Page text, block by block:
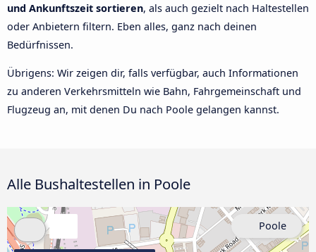
und Ankunftszeit sortieren, als auch gezielt nach Haltestellen
oder Anbietern filtern. Eben alles, ganz nach deinen
Bedürfnissen.
Übrigens: Wir zeigen dir, falls verfügbar, auch Informationen
zu anderen Verkehrsmitteln wie Bahn, Fahrgemeinschaft und
Flugzeug an, mit denen Du nach Poole gelangen kannst.
Alle Bushaltestellen in Poole
Poole